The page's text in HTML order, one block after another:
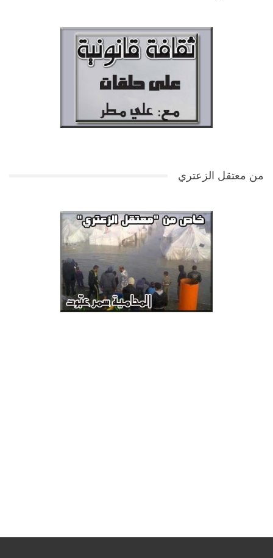
من معتقل الزعتري